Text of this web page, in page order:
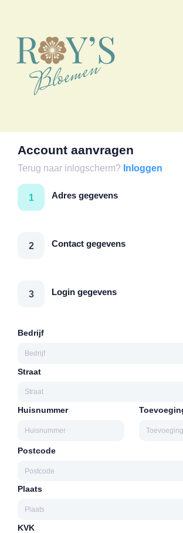
Account aanvragen
Terug naar inlogscherm? Inloggen
1 Adres gegevens
2 Contact gegevens
3 Login gegevens
Bedrijf
Straat
Huisnummer
Postcode
Plaats
KVK